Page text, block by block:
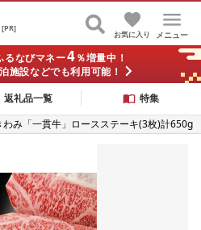
[PR]
メニュー
お気に入り
るなびマネー4％増量中！
施設などでも利用可能！
返礼品一覧
特集
わみ「一貫牛」ロースステーキ(3枚)計650g
グルメ 記念日 パーティ